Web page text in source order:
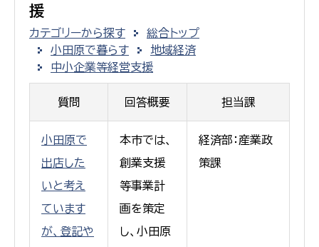
援
カテゴリーから探す
総合トップ
小田原で暮らす
地域経済
中小企業等経営支援
質問 回答概要 担当課
小田原で
出店した
いと考え
ています
が、登記や
本市では、
創業支援
等事業計
画を策定
し、小田原
経済部：産業政
策課